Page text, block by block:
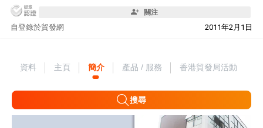
關注
自 2011年2月1日
登錄於貿發網
資料 主頁 簡介 產品 / 服務 香港貿發局活動
搜尋